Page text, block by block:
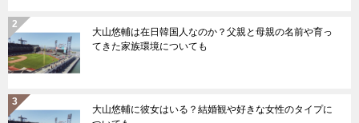
大山悠輔は在日韓国人なのか？父親と母親の名前や育っ
てきた家族環境についても
大山悠輔に彼女はいる？結婚観や好きな女性のタイプに